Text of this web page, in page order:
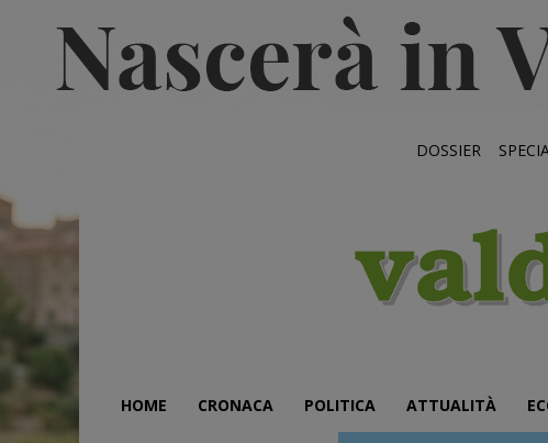
DOSSIER
HOME CRONACA POLITICA ATTUALITÀ